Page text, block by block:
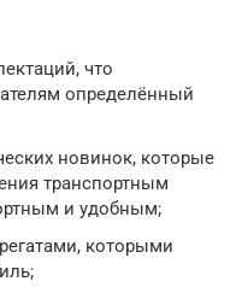
что
определённый
новинок, которые
транспортным
и удобным;
которыми